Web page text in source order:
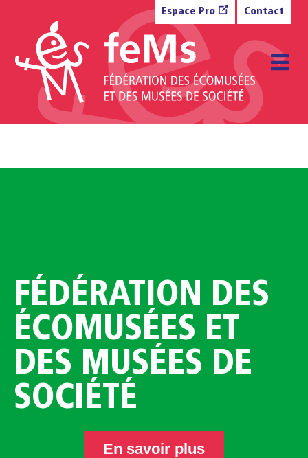
Espace Pro Contact
FÉDÉRATION DES
ÉCOMUSÉES ET
DES MUSÉES DE
SOCIÉTÉ
En savoir plus